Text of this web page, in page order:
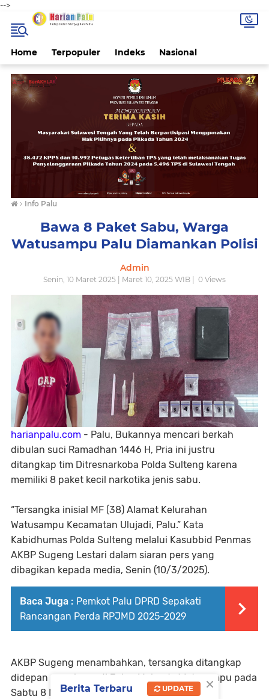
-->
Home Terpopuler Indeks Nasional
› Info Palu
Bawa 8 Paket Sabu, Warga
Watusampu Palu Diamankan Polisi
Admin
Senin, 10 Maret 2025 | Maret 10, 2025 WIB | 0 Views
harianpalu.com - Palu, Bukannya mencari berkah
dibulan suci Ramadhan 1446 H, Pria ini justru
ditangkap tim Ditresnarkoba Polda Sulteng karena
memiliki 8 paket kecil narkotika jenis sabu.
“Tersangka inisial MF (38) Alamat Kelurahan
Watusampu Kecamatan Ulujadi, Palu.” Kata
Kabidhumas Polda Sulteng melalui Kasubbid Penmas
AKBP Sugeng Lestari dalam siaran pers yang
dibagikan kepada media, Senin (10/3/2025).
Baca Juga : Pemkot Palu DPRD Sepakati
Rancangan Perda RPJMD 2025-2029
AKBP Sugeng menambahkan, tersangka ditangkap
didepan rumahnya di Jalan Malonda Watusampu pada
Sabtu 8 Maret 2025 pukul 22.00 wita.
×
Berita Terbaru UPDATE